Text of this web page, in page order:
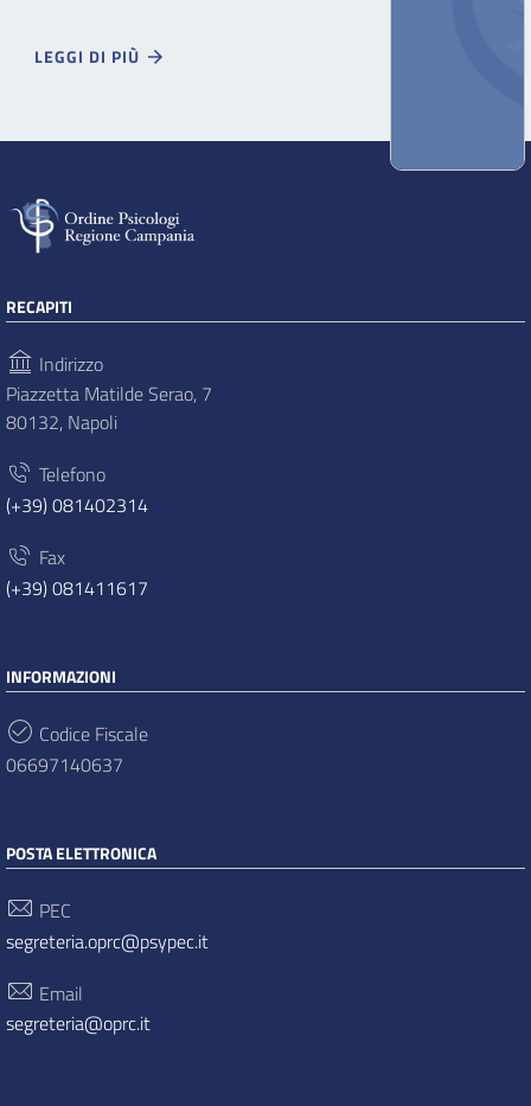
LEGGI DI PIÙ
RECAPITI
Indirizzo
Piazzetta Matilde Serao, 7
80132, Napoli
Telefono
(+39) 081402314
Fax
(+39) 081411617
INFORMAZIONI
Codice Fiscale
06697140637
POSTA ELETTRONICA
PEC
segreteria.oprc@psypec.it
Email
segreteria@oprc.it